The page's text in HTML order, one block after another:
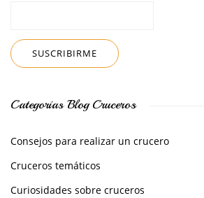
Categorías Blog Cruceros
Consejos para realizar un crucero
Cruceros temáticos
Curiosidades sobre cruceros